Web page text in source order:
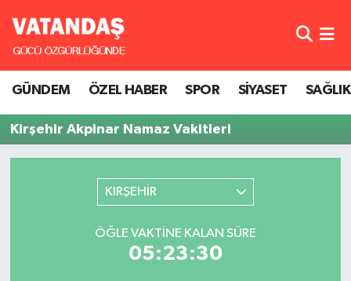
GÜNDEM ÖZEL HABER SPOR SİYASET SAĞLIK
Kirşehir Akpinar Namaz Vakitleri
KIRŞEHİR
ÖĞLE VAKTINE KALAN SÜRE
05:23:30
GÜNDEM
Hava Durumu
Süper Lig Puan Durumu ve Fikstür
Tüm Manşetler